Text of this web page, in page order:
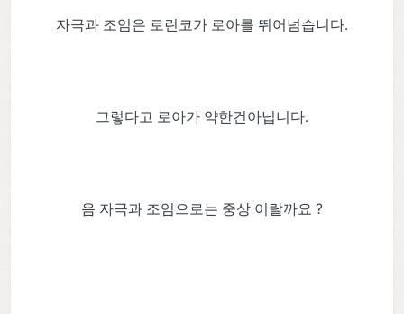
자극과 조임은 로린코가 로아를 뛰어넘습니다.
그렇다고 로아가 약한건아닙니다.
음 자극과 조임으로는 중상 이랄까요 ?